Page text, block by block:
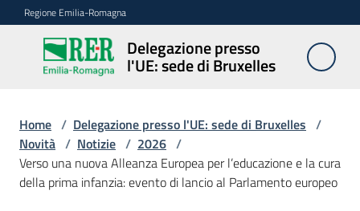
Vai al contenuto
Vai alla navigazione
Vai al footer
Regione Emilia-Romagna
Delegazione presso
l'UE: sede di Bruxelles
Delegazione
presso l'UE:
Bruxelles
Novità
Home / Delegazione presso l'UE: sede di Bruxelles /
Novità / Notizie / 2026 /
Verso una nuova Alleanza Europea per l’educazione e la cura
della prima infanzia: evento di lancio al Parlamento europeo